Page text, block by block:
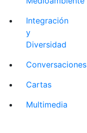
Integración
y
Diversidad
Conversaciones
Cartas
Multimedia